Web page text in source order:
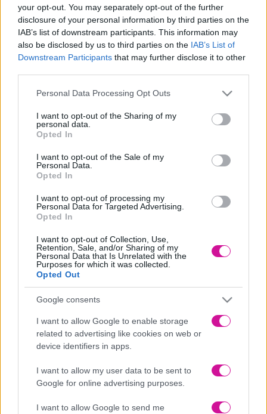
your opt-out. You may separately opt-out of the further
disclosure of your personal information by third parties on the
IAB’s list of downstream participants. This information may
also be disclosed by us to third parties on the IAB’s List of
Downstream Participants that may further disclose it to other
Please note that this website/app uses one or more Google
not limited to your visit or usage behaviour. You may click to
grant or deny consent to Google and its third-party tags to
use your data for below specified purposes in below Google
consent section.
Personal Data Processing Opt Outs
I want to opt-out of the Sharing of my
personal data.
Opted In
I want to opt-out of the Sale of my
Personal Data.
Opted In
I want to opt-out of processing my
Personal Data for Targeted Advertising.
Opted In
I want to opt-out of Collection, Use,
Retention, Sale, and/or Sharing of my
Personal Data that Is Unrelated with the
Purposes for which it was collected.
Opted Out
Google consents
I want to allow Google to enable storage
related to advertising like cookies on web or
device identifiers in apps.
I want to allow my user data to be sent to
Google for online advertising purposes.
I want to allow Google to send me
04/03/2022
Ας δούμε τα 4 σημάδια που δείχνουν ότι η σχέση σου θα
κρατήσει σύμφωνα με ειδικό σχέσεων, όπως διαβάζουμε στο
Insider:
Η εμπιστοσύνη είναι το πιο σημαντικό στοιχείο, το οποίο κρατάει
«ζωντανή» μια σχέση δηλαδή τη διατηρεί, αλλά επίσης βοηθά και
στην μακροημέρευση της. Η απουσία της εμπιστοσύνης μπορεί να
προκαλέσει μεγάλα προβλήματα ανάμεσα στα ζευγάρι, και γι’αυτό
υγιείς σχέσεις δεν είναι εφικτές χωρίς εμπιστοσύνη και
αλληλοσεβασμό.
Οι υγιείς σχέσεις επιτρέπουν και στους δύο συντρόφους να
αισθάνονται ότι λαμβάνουν στήριξη, αλλά εξακολουθούν να
συναισθήματά τους, αποφεύγουν να επικρίνουν ο ένας τον άλλον
και νιώθουν υποστήριξη για να κάνουν τα πράγματα που τους
αρέσουν. Γιορτάζουν τα επιτεύγματα και τις επιτυχίες του άλλου.
Ο ένας υπολογίζει τον άλλον
Σε μια υγιή σχέση οι σύντροφοι δεν πιέζουν για να γίνουν
νιώθουν, επικοινωνούν αυτά που δεν τους αρέσουν και έτσι τα
προβλήματα δεν μεγενθύνονται. Ο ένας υπολογίζει τον άλλον και
δεν του ασκεί έλεγχο.
Ανεξάρτητα από το πόσο χρόνο αφιερώνουμε στο σύντροφό μας,
Οι ειδικοί των σχέσεων μας προειδοποιούν ότι ένας από τους πιο